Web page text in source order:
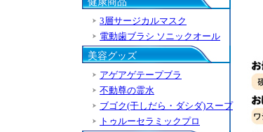
3層サージカルマスク
電動歯ブラシ ソニックオール
美容グッズ
アゲアゲテープブラ
不動尊の霊水
ブゴク(干しだら・ダシダ)スープ
トゥルーセラミックプロ